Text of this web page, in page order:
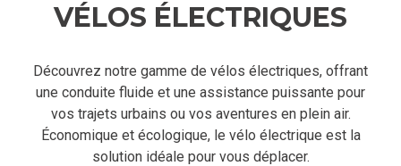
VÉLOS ÉLECTRIQUES
Découvrez notre gamme de vélos électriques, offrant
une conduite fluide et une assistance puissante pour
vos trajets urbains ou vos aventures en plein air.
Économique et écologique, le vélo électrique est la
solution idéale pour vous déplacer.